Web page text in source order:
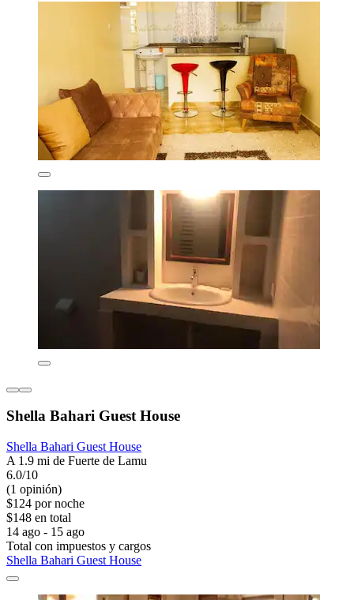
Shella Bahari Guest House
Shella Bahari Guest House
A 1.9 mi de Fuerte de Lamu
6.0/10
(1 opinión)
$124 por noche
$148 en total
14 ago - 15 ago
Total con impuestos y cargos
Shella Bahari Guest House